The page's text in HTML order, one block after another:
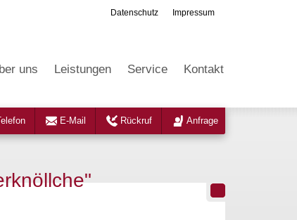
Datenschutz Impressum
uns Leistungen Service Kontakt
E-Mail Rückruf Anfrage